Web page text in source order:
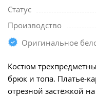
Статус
Производство
Оригинальное
Костюм
брюк и топа. Платье-
отрезной застёжкой